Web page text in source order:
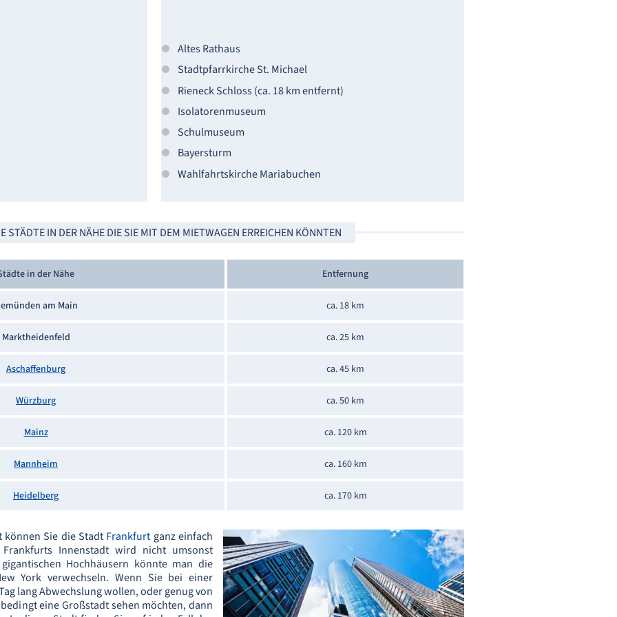
Altes Rathaus
Stadtpfarrkirche St. Michael
Rieneck Schloss (ca. 18 km entfernt)
Isolatorenmuseum
Schulmuseum
Bayersturm
Wahlfahrtskirche Mariabuchen
STÄDTE IN DER NÄHE DIE SIE MIT DEM MIETWAGEN ERREICHEN KÖNNTEN
in der Nähe Entfernung
am Main ca. 18 km
Marktheidenfeld ca. 25 km
Aschaffenburg ca. 45 km
Würzburg ca. 50 km
Mainz ca. 120 km
Mannheim ca. 160 km
Heidelberg ca. 170 km
Sie die Stadt Frankfurtganz einfach
Innenstadt wird nicht umsonst
Hochhäusern könnte man die
York verwechseln. Wenn Sie bei einer
lang Abwechslung wollen, oder genug von
eine Großstadt sehen möchten, dann